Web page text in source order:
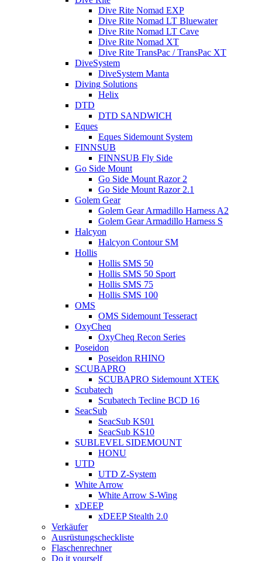
Dive Rite Nomad EXP
Dive Rite Nomad LT Bluewater
Dive Rite Nomad LT Cave
Dive Rite Nomad XT
Dive Rite TransPac / TransPac XT
DiveSystem
DiveSystem Manta
Diving Solutions
Helix
DTD
DTD SANDWICH
Eques
Eques Sidemount System
FINNSUB
FINNSUB Fly Side
Go Side Mount
Go Side Mount Razor 2
Go Side Mount Razor 2.1
Golem Gear
Golem Gear Armadillo Harness A2
Golem Gear Armadillo Harness S
Halcyon
Halcyon Contour SM
Hollis
Hollis SMS 50
Hollis SMS 50 Sport
Hollis SMS 75
Hollis SMS 100
OMS
OMS Sidemount Tesseract
OxyCheq
OxyCheq Recon Series
Poseidon
Poseidon RHINO
SCUBAPRO
SCUBAPRO Sidemount XTEK
Scubatech
Scubatech Tecline BCD 16
SeacSub
SeacSub KS01
SeacSub KS10
SUBLEVEL SIDEMOUNT
HONU
UTD
UTD Z-System
White Arrow
White Arrow S-Wing
xDEEP
xDEEP Stealth 2.0
Verkäufer
Ausrüstungscheckliste
Flaschenrechner
Do it yourself